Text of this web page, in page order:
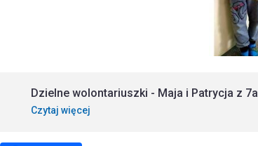
Dzielne wolontariuszki - Maja i Patrycja z 7a
Czytaj więcej